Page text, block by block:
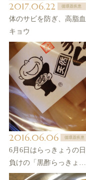
2017.06.22 循環器疾患
体のサビを防ぎ、高脂
キョウ
2016.06.06 循環器疾患
6月6日はらっきょうの
負けの「黒酢らっきょ…